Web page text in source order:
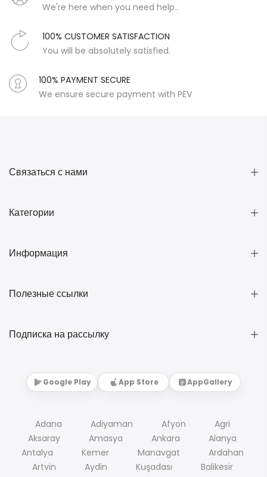
We're here when you need help..
100% CUSTOMER SATISFACTION
You will be absolutely satisfied.
100% PAYMENT SECURE
We ensure secure payment with PEV
Связаться с нами
Категории
Информация
Полезные ссылки
Подписка на рассылку
Google Play App Store AppGallery
Adana Adiyaman Afyon
Agri
Aksaray
Amasya Ankara
Alanya
Antalya
Kemer Manavgat
Ardahan
Artvin
Aydin Kuşadası Balikesir